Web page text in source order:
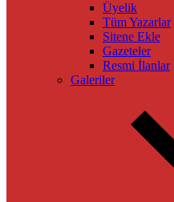
Üyelik
Tüm Yazarlar
Sitene Ekle
Gazeteler
Resmi İlanlar
Galeriler